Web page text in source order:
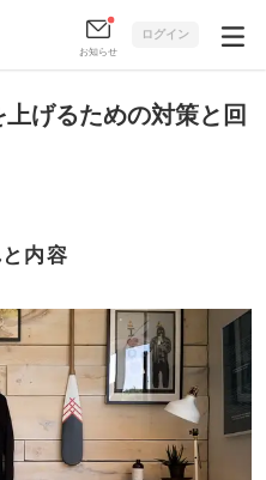
お知らせ
ログイン
げるための対策と回
内容